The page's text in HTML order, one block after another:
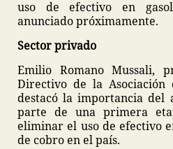
uso de efectivo en
anunciado próximamente.
Sector privado
Emilio Romano Mussali,
Directivo de la Asociación
destacó la importancia del
parte de una primera
eliminar el uso de efectivo
de cobro en el país.